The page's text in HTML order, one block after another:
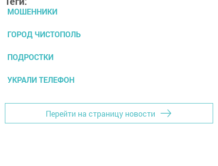
МОШЕННИКИ
ГОРОД ЧИСТОПОЛЬ
ПОДРОСТКИ
УКРАЛИ ТЕЛЕФОН
Перейти на страницу новости